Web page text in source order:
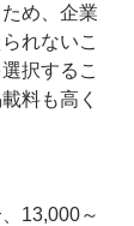
め、企業
れないこ
択するこ
料も高く
13,000～